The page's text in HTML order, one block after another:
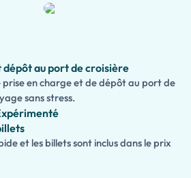
l'UNESCO. Explorez le site
un guide agréé (disponible sur
remarquable de cette
datant de plus de 2 500 ans.
des enfants peuvent également
adaptée aux enfants
des quiz, des contes et
spécialement conçus pour
et mémorable pour les
dépôt au port de croisière
en charge et de dépôt au port de
sans stress.
et les billets sont inclus dans le prix